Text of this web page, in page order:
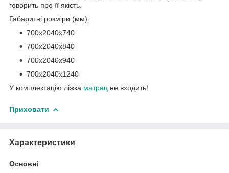
говорить про її якість.
Габаритні розміри (мм):
700х2040х740
700х2040х840
700х2040х940
700х2040х1240
У комплектацію ліжка матрац не входить!
Приховати
Характеристики
Основні